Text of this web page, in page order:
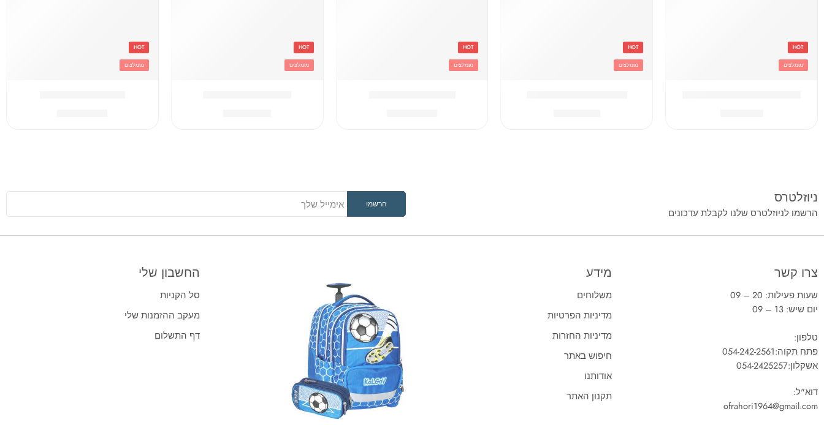
HOT
מומלצים
HOT
מומלצים
HOT
מומלצים
HOT
מומלצים
HOT
מומלצים
ניוזלטרס
הרשמו לניוזלטרס שלנו לקבלת עדכונים
צרו קשר
שעות פעילות: 20 – 09
יום שיש: 13 – 09
טלפון:
פתח תקוה:054-242-2561
אשקלון:054-2425257
דוא"ל:
ofrahori1964@gmail.com
מידע
משלוחים
מדיניות הפרטיות
מדיניות החזרות
חיפוש באתר
אודותנו
תקנון האתר
החשבון שלי
סל הקניות
מעקב ההזמנות שלי
דף התשלום